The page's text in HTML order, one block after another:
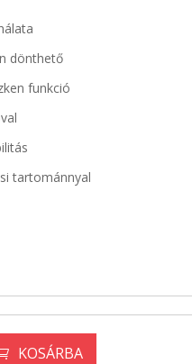
dönthető
funkció
tartománnyal
KOSÁRBA